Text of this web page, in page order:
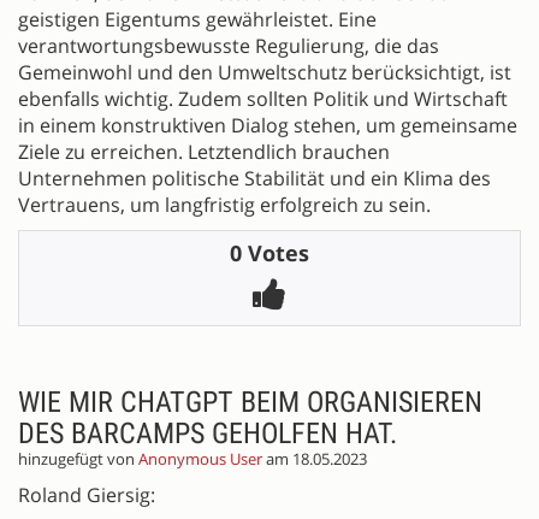
geistigen Eigentums gewährleistet. Eine
verantwortungsbewusste Regulierung, die das
Gemeinwohl und den Umweltschutz berücksichtigt, ist
ebenfalls wichtig. Zudem sollten Politik und Wirtschaft
in einem konstruktiven Dialog stehen, um gemeinsame
Ziele zu erreichen. Letztendlich brauchen
Unternehmen politische Stabilität und ein Klima des
Vertrauens, um langfristig erfolgreich zu sein.
0 Votes
WIE MIR CHATGPT BEIM ORGANISIEREN
DES BARCAMPS GEHOLFEN HAT.
hinzugefügt von Anonymous Useram 18.05.2023
Roland Giersig: